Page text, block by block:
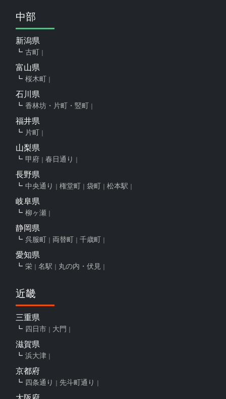
中部
新潟県
古町
富山県
桜木町
石川県
香林坊・片町・竪町
福井県
片町
山梨県
甲府 春日通り
長野県
中央通り 権堂町 袋町 松本駅
岐阜県
柳ヶ瀬
静岡県
呉服町 両替町 千歳町
愛知県
栄 名駅 丸の内・伏見
近畿
三重県
四日市 大門
滋賀県
浜大津
京都府
四条通り 先斗町通り